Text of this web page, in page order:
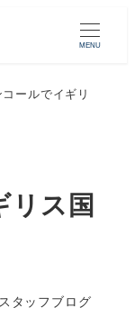
MENU
ールでイギリ
リス国
リー
スタッフブログ